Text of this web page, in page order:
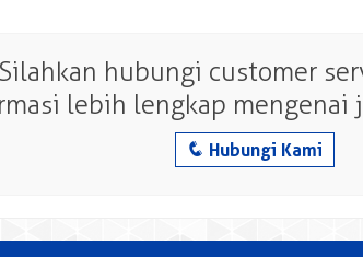
hubungi customer
lebih lengkap mengenai
q Hubungi Kami